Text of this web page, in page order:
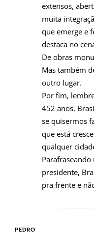
extensos,
muita
que emerge e
destaca no
De obras
Mas também
outro lugar.
Por fim,
452 anos,
se quisermos
que está
qualquer
presidente,
pra frente e
PEDRO